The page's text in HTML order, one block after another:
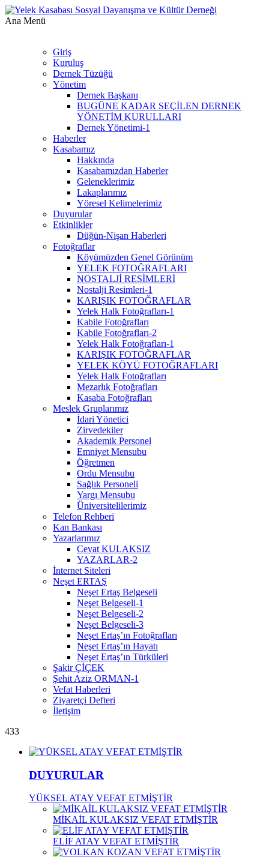
Ana Menü
Giriş
Kuruluş
Dernek Tüzüğü
Yönetim
Dernek Başkanı
BUGÜNE KADAR SEÇİLEN DERNEK
YÖNETİM KURULLARI
Dernek Yönetimi-1
Haberler
Kasabamız
Hakkında
Kasabamızdan Haberler
Geleneklerimiz
Lakaplarımız
Yöresel Kelimelerimiz
Duyurular
Etkinlikler
Düğün-Nişan Haberleri
Fotoğraflar
Köyümüzden Genel Görünüm
YELEK FOTOĞRAFLARI
NOSTALJİ RESİMLERİ
Nostalji Resimleri-1
KARIŞIK FOTOĞRAFLAR
Yelek Halk Fotoğrafları-1
Kabile Fotoğrafları
Kabile Fotoğrafları-2
Yelek Halk Fotoğrafları-1
KARIŞIK FOTOĞRAFLAR
YELEK KÖYÜ FOTOĞRAFLARI
Yelek Halk Fotoğrafları
Mezarlık Fotoğrafları
Kasaba Fotoğrafları
Meslek Gruplarımız
İdari Yönetici
Zirvedekiler
Akademik Personel
Emniyet Mensubu
Öğretmen
Ordu Mensubu
Sağlık Personeli
Yargı Mensubu
Üniversitelilerimiz
Telefon Rehberi
Kan Bankası
Yazarlarımız
Cevat KULAKSIZ
YAZARLAR-2
İnternet Siteleri
Neşet ERTAŞ
Neşet Ertaş Belgeseli
Neşet Belgeseli-1
Neşet Belgeseli-2
Neşet Belgeseli-3
Neşet Ertaş’ın Fotoğrafları
Neşet Ertaş’ın Hayatı
Neşet Ertaş’ın Türküleri
Şakir ÇİÇEK
Şehit Aziz ORMAN-1
Vefat Haberleri
Ziyaretçi Defteri
İletişim
433
DUYURULAR
YÜKSEL ATAY VEFAT ETMİŞTİR
MİKAİL KULAKSIZ VEFAT ETMİŞTİR
ELİF ATAY VEFAT ETMİŞTİR